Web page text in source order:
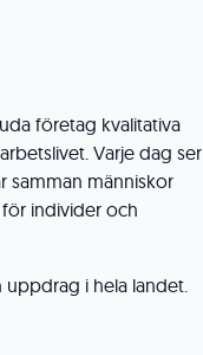
företag kvalitativa
Varje dag ser
samman människor
individer och
uppdrag i hela landet.